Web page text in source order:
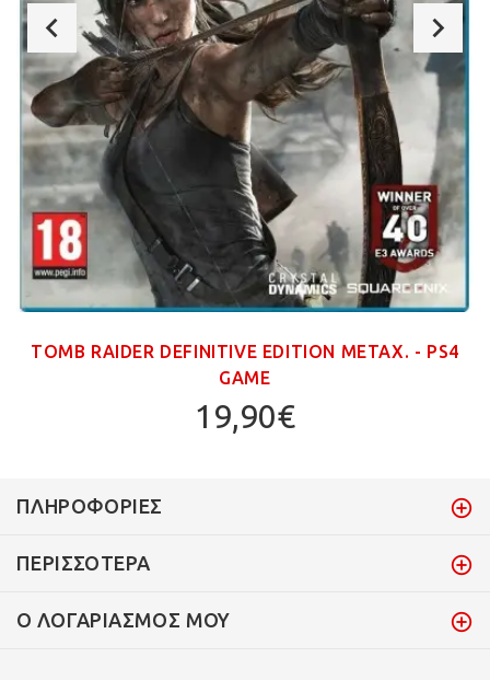
TOMB RAIDER DEFINITIVE EDITION ΜΕΤΑΧ. - PS4
GAME
19,90€
ΠΛΗΡΟΦΟΡΊΕΣ
ΠΕΡΙΣΣΌΤΕΡΑ
Ο ΛΟΓΑΡΙΑΣΜΌΣ ΜΟΥ